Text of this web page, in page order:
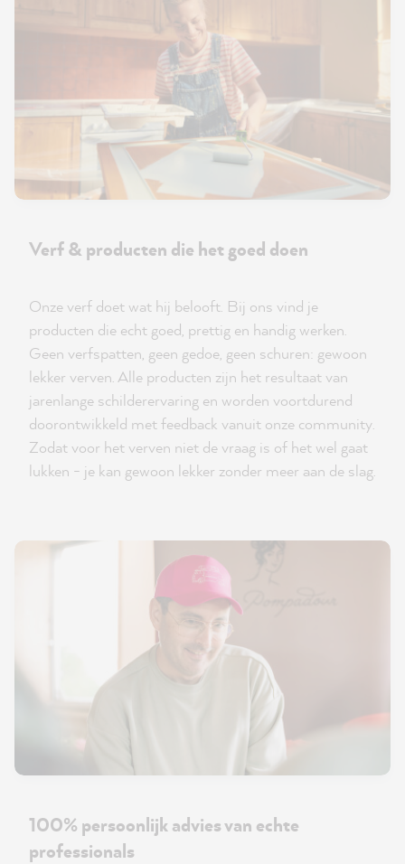
Verf & producten die het goed doen
Onze verf doet wat hij belooft. Bij ons vind je
producten die echt goed, prettig en handig werken.
Geen verfspatten, geen gedoe, geen schuren: gewoon
lekker verven. Alle producten zijn het resultaat van
jarenlange schilderervaring en worden voortdurend
doorontwikkeld met feedback vanuit onze community.
Zodat voor het verven niet de vraag is of het wel gaat
lukken - je kan gewoon lekker zonder meer aan de slag.
100% persoonlijk advies van echte
professionals